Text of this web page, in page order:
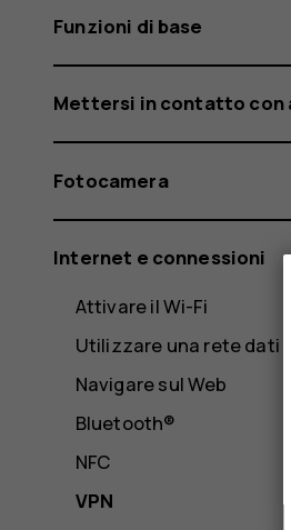
Funzioni di base
Mettersi in contatto con
Fotocamera
Internet e connessioni
Attivare il Wi-Fi
Utilizzare una rete dati
Navigare sul Web
Bluetooth®
NFC
VPN